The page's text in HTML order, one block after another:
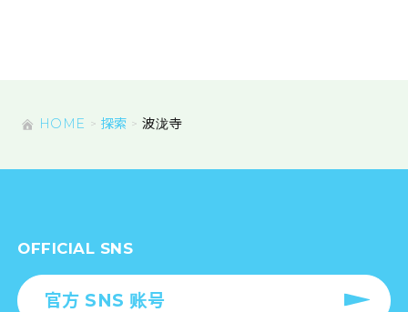
HOME 探索 波泷寺
OFFICIAL SNS
官方 SNS 账号